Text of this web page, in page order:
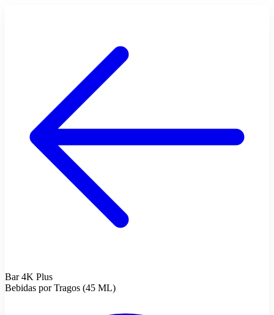
Bar 4K Plus
Bebidas por Tragos (45 ML)